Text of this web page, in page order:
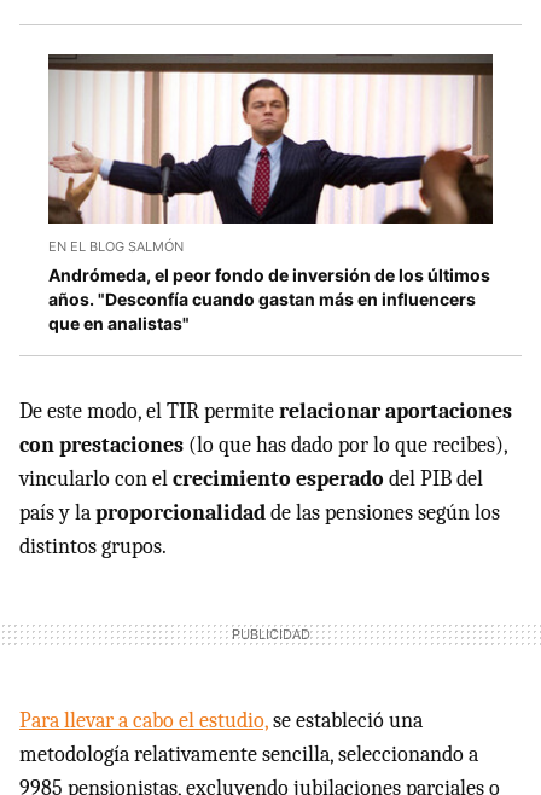
EN EL BLOG SALMÓN
Andrómeda, el peor fondo de inversión de los últimos
años. "Desconfía cuando gastan más en influencers
que en analistas"
De este modo, el TIR permiterelacionar aportaciones
con prestaciones (lo que has dado por lo que recibes),
vincularlo con elcrecimiento esperado del PIB del
país y laproporcionalidadde las pensiones según los
distintos grupos.
Para llevar a cabo el estudio,se estableció una
metodología relativamente sencilla, seleccionando a
9985 pensionistas, excluyendo jubilaciones parciales o